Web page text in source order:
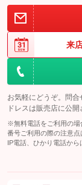
来
お気軽にどうぞ。問
ドレスは販売店に公開
※無料電話をご利用の場
番号ご利用の際の注意点
IP電話、ひかり電話から